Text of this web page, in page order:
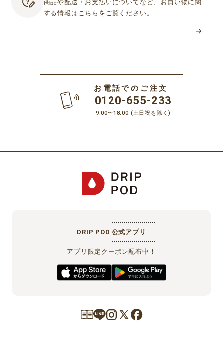
商品や配送・お支払いについてなど、お買い物に関
する情報はこちらをご覧ください。
お電話でのご注文
0120-655-233
9:00〜18:00 (土日祝を除く)
DRIP POD 公式アプリ
アプリ限定クーポン配布中！